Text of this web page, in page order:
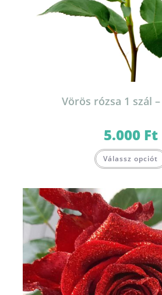
Vörös rózsa 1 szál –
5.000 Ft
Válassz opciót